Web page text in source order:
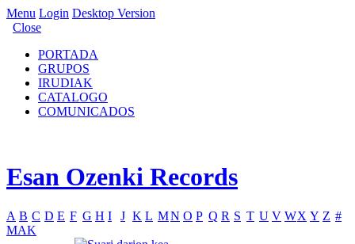
Menu Login Desktop Version
Close
PORTADA
GRUPOS
IRUDIAK
CATALOGO
COMUNICADOS
Esan Ozenki Records
A B C D E F G H I J K L MN O P Q R S T U V WX Y Z #
MAK